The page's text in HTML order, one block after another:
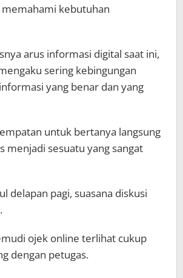
kebutuhan
arus informasi digital saat ini,
sering kebingungan
yang benar dan yang
untuk bertanya langsung
menjadi sesuatu yang sangat
delapan pagi, suasana diskusi
ojek online terlihat cukup
dengan petugas.